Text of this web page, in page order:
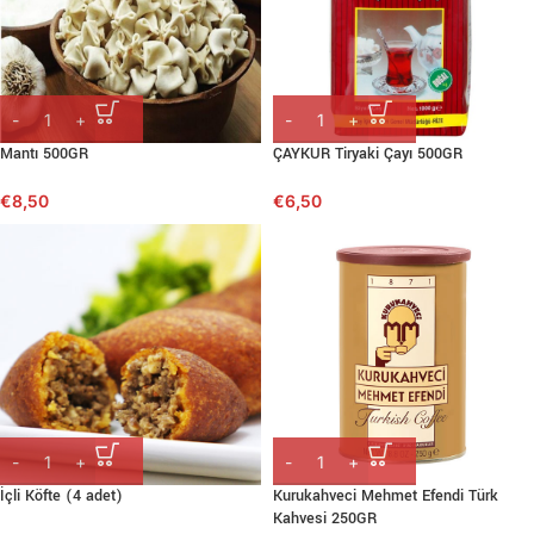
Mantı 500GR
€8,50
ÇAYKUR Tiryaki Çayı 500GR
€6,50
İçli Köfte (4 adet)
Kurukahveci Mehmet Efendi Türk
Kahvesi 250GR